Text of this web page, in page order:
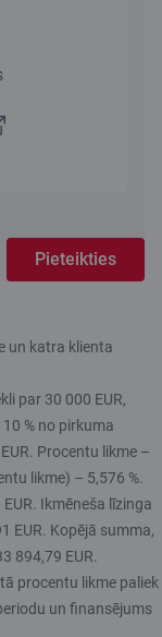
Pieteikties
un katra klienta
par 30 000 EUR,
% no pirkuma
Procentu likme –
likme) – 5,576 %.
Ikmēneša līzinga
EUR. Kopējā summa,
894,79 EUR.
procentu likme paliek
un finansējums